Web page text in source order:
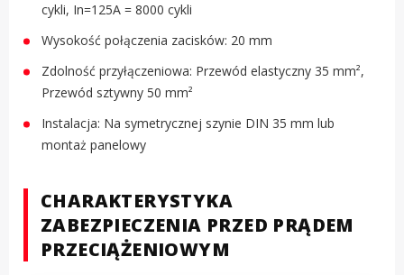
cykli, In=125A = 8000 cykli
Wysokość połączenia zacisków: 20 mm
Zdolność przyłączeniowa: Przewód elastyczny 35 mm²,
Przewód sztywny 50 mm²
Instalacja: Na symetrycznej szynie DIN 35 mm lub
montaż panelowy
CHARAKTERYSTYKA
ZABEZPIECZENIA PRZED PRĄDEM
PRZECIĄŻENIOWYM